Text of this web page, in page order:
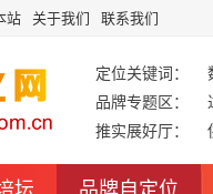
站 关于我们 联系我们
定位关键词：
品牌专题区：
推实展好厅：
坛 品牌自定位